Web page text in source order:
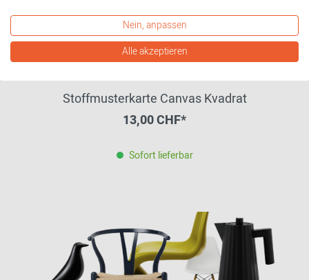
Stoffmusterkarte Canvas Kvadrat
13,00 CHF*
Sofort lieferbar
Nein, anpassen
Alle akzeptieren